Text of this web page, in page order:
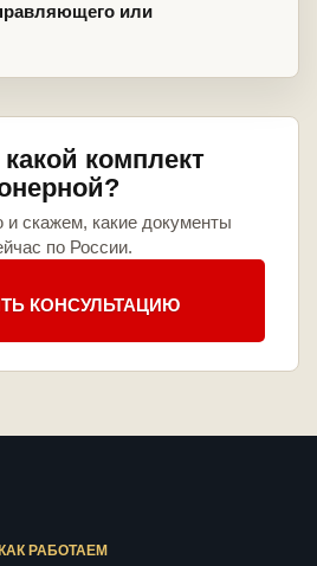
или
комплект
скажем, какие документы
по России.
КОНСУЛЬТАЦИЮ
КАК РАБОТАЕМ